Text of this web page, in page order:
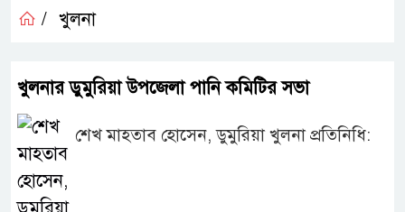
/ খুলনা
খুলনার ডুমুরিয়া উপজেলা পানি কমিটির সভা
শেখ মাহতাব হোসেন, ডুমুরিয়া খুলনা প্রতিনিধি: